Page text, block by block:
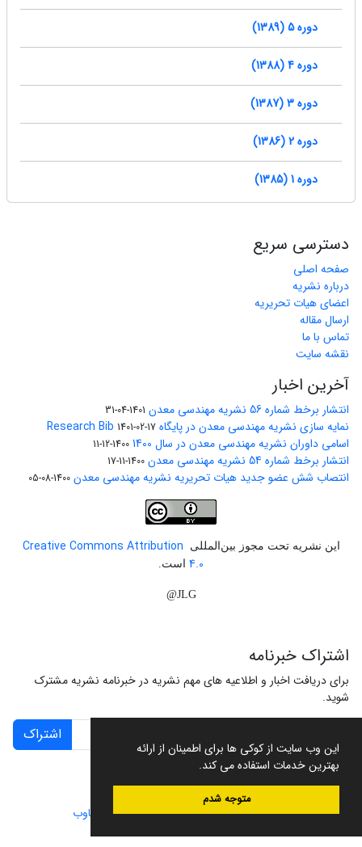
این وب سایت از کوکی ها برای اطمینان از ارائه
بهترین خدمات استفاده می کند.
متوجه شدم
دوره 5 (1389)
دوره 4 (1388)
دوره 3 (1387)
دوره 2 (1386)
دوره 1 (1385)
دسترسی سریع
صفحه اصلی
درباره نشریه
اعضای هیات تحریریه
ارسال مقاله
تماس با ما
نقشه سایت
آخرین اخبار
انتشار برخط شماره 56 نشریه مهندسی معدن 1401-04-31
نمایه سازی نشریه مهندسی معدن در پایگاه Research Bib 1401-02-17
اسامی داوران نشریه مهندسی معدن در سال 1400 1400-12-11
انتشار برخط شماره 54 نشریه مهندسی معدن 1400-11-17
انتصاب شش عضو جدید هیات تحریریه نشریه مهندسی معدن 1400-08-05
این نشریه تحت مجوز بین‌المللی
Creative Commons Attribution
4.0 است.
JLG@
اشتراک خبرنامه
برای دریافت اخبار و اطلاعیه های مهم نشریه در خبرنامه نشریه مشترک
شوید.
اشتراک
سامانه مدیریت نشریات علمی.طراحی و پیاده سازی از سیناوب